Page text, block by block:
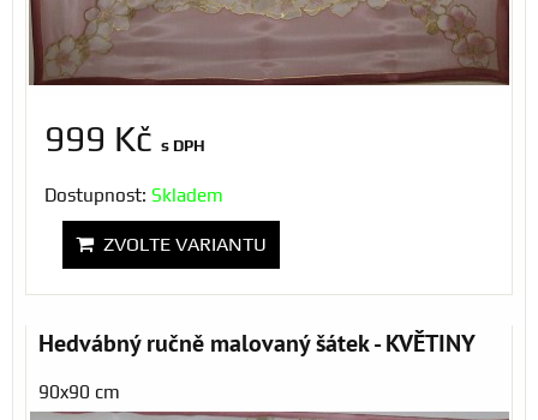
999 Kč s DPH
Dostupnost: Skladem
ZVOLTE VARIANTU
Hedvábný ručně malovaný šátek - KVĚTINY
90x90 cm